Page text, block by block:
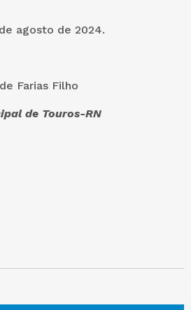
agosto de 2024.
Farias Filho
de Touros-RN